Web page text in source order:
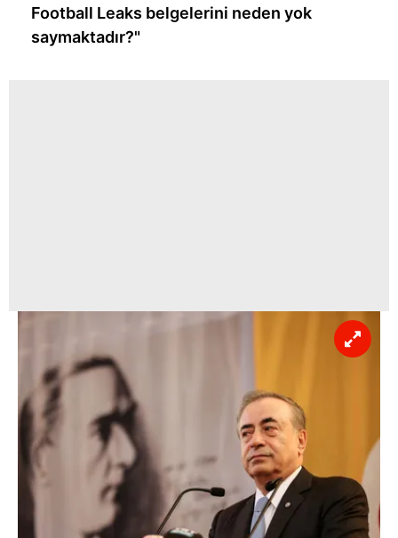
Football Leaks belgelerini neden yok
saymaktadır?"